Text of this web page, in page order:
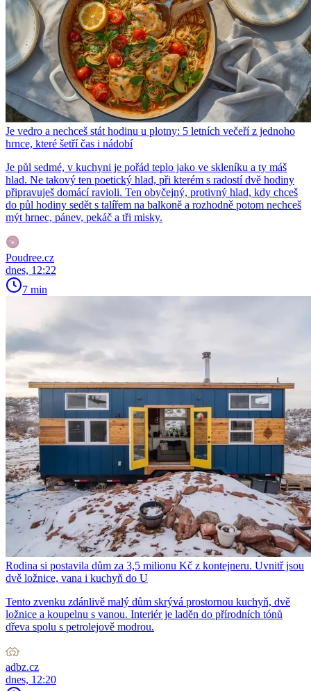
Je vedro a nechceš stát hodinu u plotny: 5 letních večeří z jednoho
hrnce, které šetří čas i nádobí
Je půl sedmé, v kuchyni je pořád teplo jako ve skleníku a ty máš
hlad. Ne takový ten poetický hlad, při kterém s radostí dvě hodiny
připravuješ domácí ravioli. Ten obyčejný, protivný hlad, kdy chceš
do půl hodiny sedět s talířem na balkoně a rozhodně potom nechceš
mýt hrnec, pánev, pekáč a tři misky.
Poudree.cz
dnes, 12:22
7 min
Rodina si postavila dům za 3,5 milionu Kč z kontejneru. Uvnitř jsou
dvě ložnice, vana i kuchyň do U
Tento zvenku zdánlivě malý dům skrývá prostornou kuchyň, dvě
ložnice a koupelnu s vanou. Interiér je laděn do přírodních tónů
dřeva spolu s petrolejově modrou.
adbz.cz
dnes, 12:20